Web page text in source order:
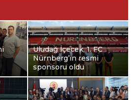
Uludağ İçecek, 1. FC
Nürnberg’in resmi
sponsoru oldu